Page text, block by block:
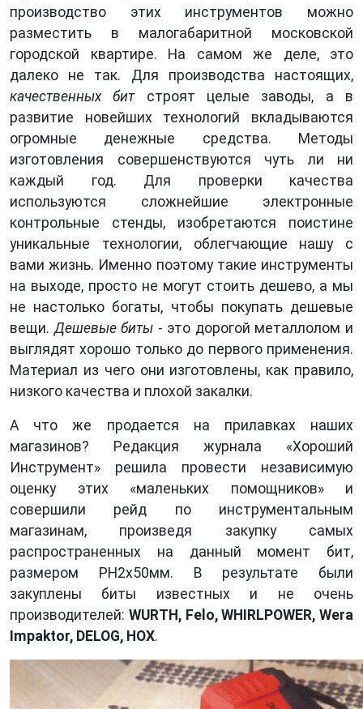
производство этих инструментов можно
разместить в малогабаритной московской
городской квартире. На самом же деле, это
далеко не так. Для производства настоящих,
качественных битстроят целые заводы, а в
развитие новейших тех­нологий вкладываются
огромные денежные средства. Методы
изготовления совершенствуются чуть ли ни
каждый год. Для проверки качества
используются сложнейшие электронные
контрольные стенды, изобретаются поистине
уникальные технологии, облегча­ющие нашу с
вами жизнь. Именно поэтому такие инструменты
на выходе, просто не могут стоить де­шево, а мы
не настолько богаты, чтобы покупать дешевые
вещи.Дешевые биты - это дорогой ме­таллолом и
выглядят хорошо толь­ко до первого применения.
Мате­риал из чего они изготовлены, как правило,
низкого качества и плохой закалки.
А что же продается на прилавках наших
магазинов? Редакция жур­нала «Хороший
Инструмент» ре­шила провести независимую
оцен­ку этих «маленьких помощников» и
совершили рейд по инструмен­тальным
магазинам, произведя закупку самых
распространенных на данный момент бит,
размером РН2х50мм. В результате были
закуплены биты известных и не очень
производителей: WURTH, Felo, WHIRLPOWER, Wera
Impaktor, DELOG, HOX.